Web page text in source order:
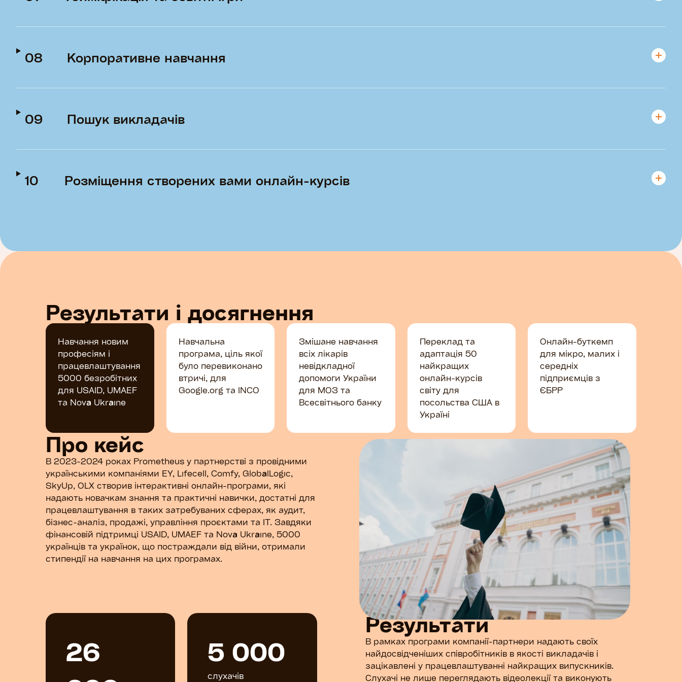
08 Корпоративне навчання
09 Пошук викладачів
10 Розміщення створених вами онлайн-курсів
Результати і досягнення
Навчання новим
професіям і
працевлаштування
5000 безробітних
для USAID, UMAEF
та Nova Ukraine
Навчальна
програма, ціль якої
було перевиконано
втричі, для
Google.org та INCO
Змішане навчання
всіх лікарів
невідкладної
допомоги України
для МОЗ та
Всесвітнього банку
Переклад та
адаптація 50
найкращих
онлайн-курсів
світу для
посольства США в
Україні
Онлайн-буткемп
для мікро, малих і
середніх
підприємців з
ЄБРР
Про кейс
В 2023-2024 роках Prometheus у партнерстві з провідними
українськими компаніями EY, Lifecell, Comfy, GlobalLogic,
SkyUp, OLX створив інтерактивні онлайн-програми, які
надають новачкам знання та практичні навички, достатні для
працевлаштування в таких затребуваних сферах, як аудит,
бізнес-аналіз, продажі, управління проєктами та IT. Завдяки
фінансовій підтримці USAID, UMAEF та Nova Ukraine, 5000
українців та українок, що постраждали від війни, отримали
стипендії на навчання на цих програмах.
26
5 000
слухачів
Результати
В рамках програми компанії-партнери надають своїх
найдосвідченіших співробітників в якості викладачів і
зацікавлені у працевлаштуванні найкращих випускників.
Слухачі не лише переглядають відеолекції та виконують